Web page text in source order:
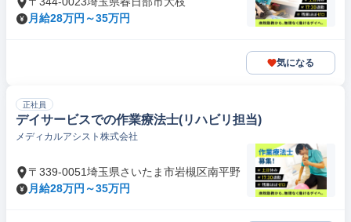
月給28万円～35万円
気になる
正社員
デイサービスでの作業療法士(リハビリ担当)
メディカルアシスト株式会社
〒339-0051埼玉県さいたま市岩槻区南平野
月給28万円～35万円